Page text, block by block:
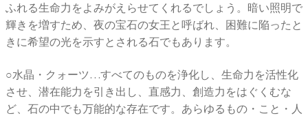
ふれる生命力をよみがえらせてくれるでしょう。暗い照明で
輝きを増すため、夜の宝石の女王と呼ばれ、困難に陥ったと
きに希望の光を示すとされる石でもあります。
○水晶・クォーツ…すべてのものを浄化し、生命力を活性化
させ、潜在能力を引き出し、直感力、創造力をはぐくむな
ど、石の中でも万能的な存在です。あらゆるもの・こと・人